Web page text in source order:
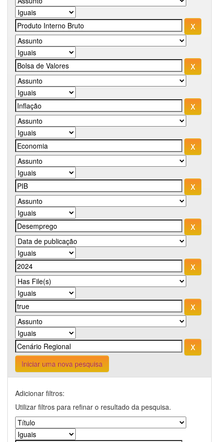
Iniciar uma nova pesquisa
Adicionar filtros:
Utilizar filtros para refinar o resultado da pesquisa.